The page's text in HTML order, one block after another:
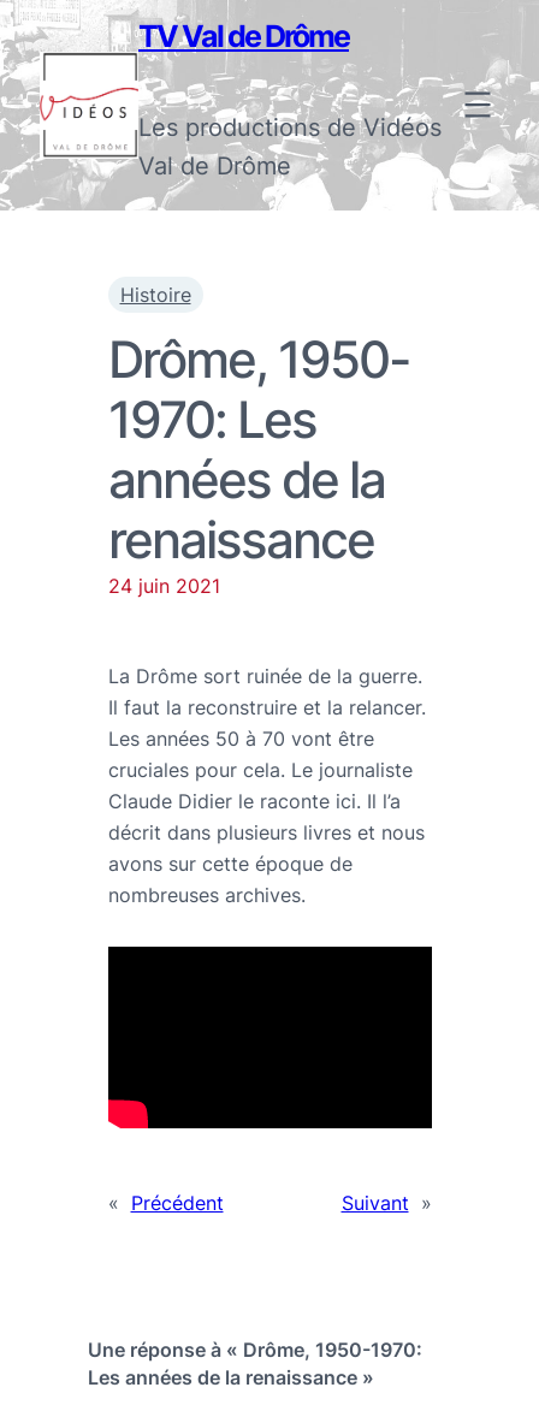
TV Val de Drôme
Les productions de Vidéos
Val de Drôme
Histoire
Drôme, 1950-
1970: Les
années de la
renaissance
24 juin 2021
La Drôme sort ruinée de la guerre.
Il faut la reconstruire et la relancer.
Les années 50 à 70 vont être
cruciales pour cela. Le journaliste
Claude Didier le raconte ici. Il l’a
décrit dans plusieurs livres et nous
avons sur cette époque de
nombreuses archives.
« Précédent Suivant »
Une réponse à « Drôme, 1950-1970:
Les années de la renaissance »